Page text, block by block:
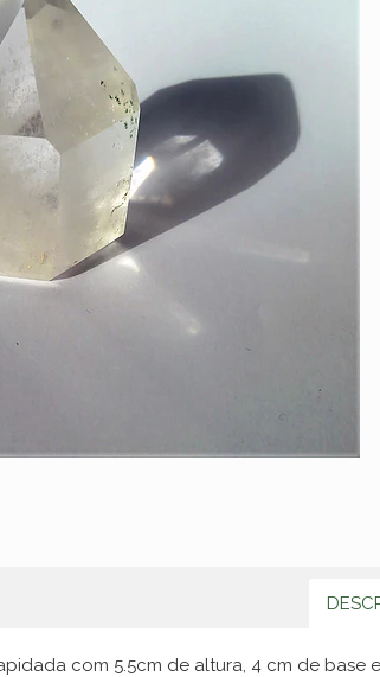
com 5.5cm de altura, 4 cm de base